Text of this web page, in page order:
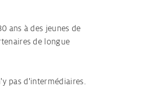
ans à des jeunes de
de longue
pas d'intermédiaires.